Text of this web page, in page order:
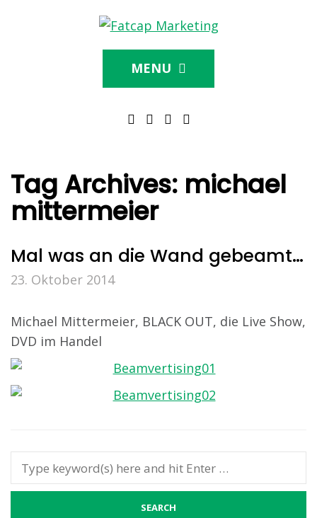
MENU
Tag Archives: michael
mittermeier
Mal was an die Wand gebeamt…
23. Oktober 2014
Michael Mittermeier, BLACK OUT, die Live Show,
DVD im Handel